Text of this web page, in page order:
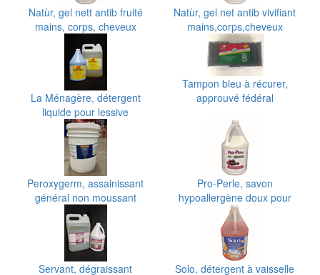
Natùr, gel nett antib fruité
mains, corps, cheveux
Natùr, gel net antib vivifiant
mains,corps,cheveux
La Ménagère, détergent
liquide pour lessive
Tampon bleu à récurer,
approuvé fédéral
Peroxygerm, assainissant
général non moussant
Pro-Perle, savon
hypoallergène doux pour
les mains
Servant, dégraissant
Solo, détergent à vaisselle